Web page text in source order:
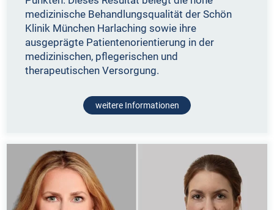
medizinische Behandlungsqualität der Schön
Klinik München Harlaching sowie ihre
ausgeprägte Patientenorientierung in der
medizinischen, pflegerischen und
therapeutischen Versorgung.
weitere Informationen